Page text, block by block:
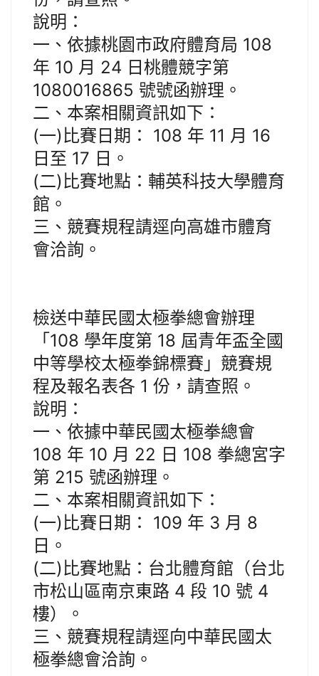
說明：
一、依據桃園市政府體育局 108
年 10 月 24 日桃體競字第
1080016865 號號函辦理。
二、本案相關資訊如下：
(一)比賽日期： 108 年 11 月 16
日至 17 日。
(二)比賽地點：輔英科技大學體育
館。
三、競賽規程請逕向高雄市體育
會洽詢。
檢送中華民國太極拳總會辦理
「108 學年度第 18 屆青年盃全國
中等學校太極拳錦標賽」競賽規
程及報名表各 1 份，請查照。
說明：
一、依據中華民國太極拳總會
108 年 10 月 22 日 108 拳總宮字
第 215 號函辦理。
二、本案相關資訊如下：
(一)比賽日期： 109 年 3 月 8
日。
(二)比賽地點：台北體育館（台北
市松山區南京東路 4 段 10 號 4
樓）。
三、競賽規程請逕向中華民國太
極拳總會洽詢。